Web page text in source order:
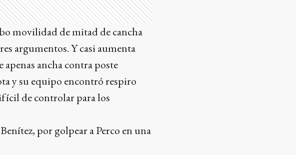
movilidad de mitad de cancha
argumentos. Y casi aumenta
ancha contra poste
y su equipo encontró respiro
de controlar para los
por golpear a Perco en una